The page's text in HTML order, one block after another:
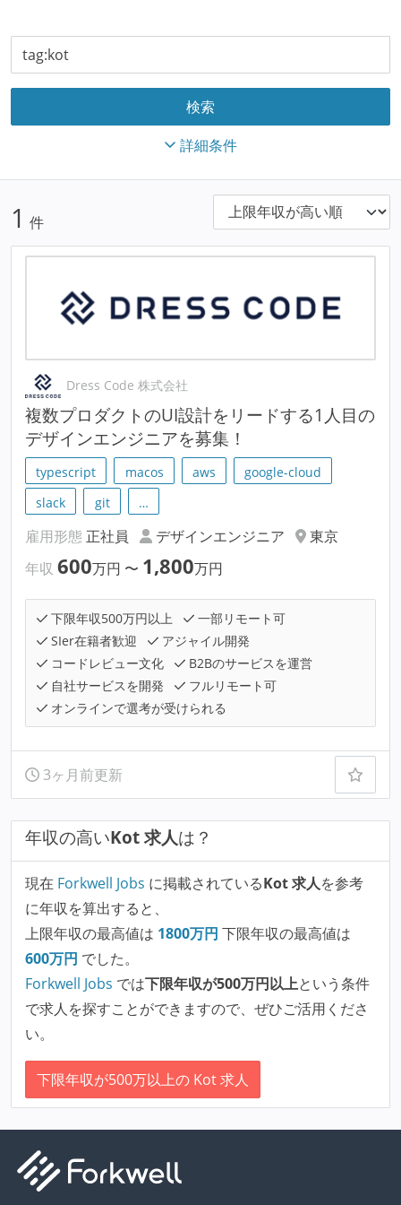
詳細条件
1 件
Dress Code 株式会社
複数プロダクトのUI設計をリードする1人目の
デザインエンジニアを募集！
typescript macos aws
google-cloud
slack
git …
雇用形態 正社員 デザインエンジニア
東京
年収 600万円 〜 1,800万円
下限年収500万円以上
一部リモート可
SIer在籍者歓迎
アジャイル開発
コードレビュー文化
B2Bのサービスを運営
自社サービスを開発
フルリモート可
オンラインで選考が受けられる
3ヶ月前更新
年収の高いKot 求人は？
現在 Forkwell Jobs に掲載されているKot 求人を参考
に年収を算出すると、
上限年収の最高値は 1800万円 下限年収の最高値は
600万円 でした。
Forkwell Jobs では下限年収が500万円以上という条件
で求人を探すことができますので、ぜひご活用くださ
い。
下限年収が500万以上の Kot 求人